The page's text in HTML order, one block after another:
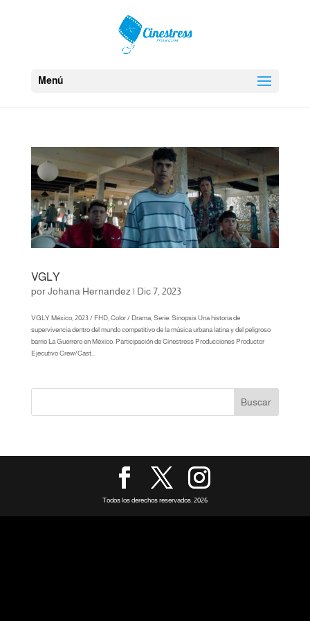
Menú
VGLY
porJohana Hernandez| Dic 7, 2023
VGLY México, 2023 / FHD, Color / Drama, Serie. Sinopsis Una historia de
supervivencia dentro del mundo competitivo de la música urbana latina y del peligroso
barrio La Guerrero en México. Participación de Cinestress Producciones Productor
Ejecutivo Crew/Cast...
Todos los derechos reservados. 2026